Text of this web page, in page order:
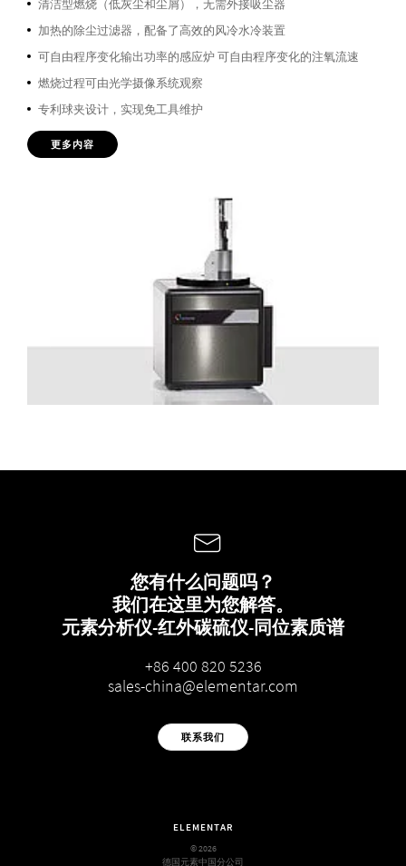
清洁型燃烧（低灰尘和尘屑），无需外接吸尘器
加热的除尘过滤器，配备了高效的风冷水冷装置
可自由程序变化输出功率的感应炉 可自由程序变化的注氧流速
燃烧过程可由光学摄像系统观察
专利球夹设计，实现免工具维护
更多内容
您有什么问题吗？
我们在这里为您解答。
元素分析仪-红外碳硫仪-同位素质谱
+86 400 820 5236
sales-china@elementar.com
联系我们
ELEMENTAR
© 2026
德国元素中国分公司